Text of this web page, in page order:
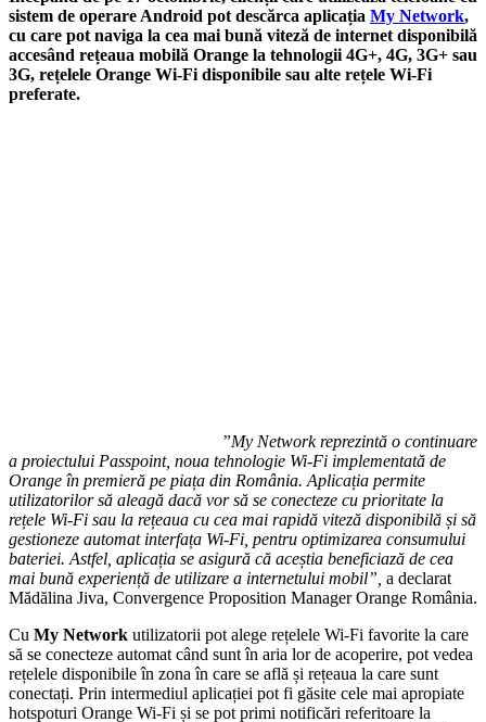
sistem de operare Android pot descărca aplicația My Network,
cu care pot naviga la cea mai bună viteză de internet disponibilă
accesând rețeaua mobilă Orange la tehnologii 4G+, 4G, 3G+ sau
3G, rețelele Orange Wi-Fi disponibile sau alte rețele Wi-Fi
preferate.
”My Network reprezintă o continuare
a proiectului Passpoint, noua tehnologie Wi-Fi implementată de
Orange în premieră pe piața din România. Aplicația permite
utilizatorilor să aleagă dacă vor să se conecteze cu prioritate la
rețele Wi-Fi sau la rețeaua cu cea mai rapidă viteză disponibilă și să
gestioneze automat interfața Wi-Fi, pentru optimizarea consumului
bateriei. Astfel, aplicația se asigură că aceștia beneficiază de cea
mai bună experiență de utilizare a internetului mobil”, a declarat
Mădălina Jiva, Convergence Proposition Manager Orange România.
Cu My Network utilizatorii pot alege rețelele Wi-Fi favorite la care
să se conecteze automat când sunt în aria lor de acoperire, pot vedea
rețelele disponibile în zona în care se află și rețeaua la care sunt
conectați. Prin intermediul aplicației pot fi găsite cele mai apropiate
hotspoturi Orange Wi-Fi și se pot primi notificări referitoare la